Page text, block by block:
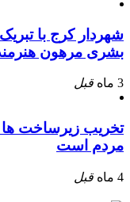
شهردار کرج با
بشری مرهون
3 ماه قبل
تخریب زیرساخت ها
مردم است
4 ماه قبل